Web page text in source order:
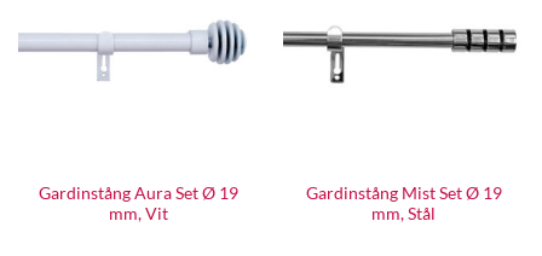
Gardinstång Aura Set Ø 19
mm, Vit
Gardinstång Mist Set Ø 19
mm, Stål